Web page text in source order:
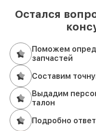
Остался
Поможем
запчастей
Составим
Выдадим
талон
Подробно